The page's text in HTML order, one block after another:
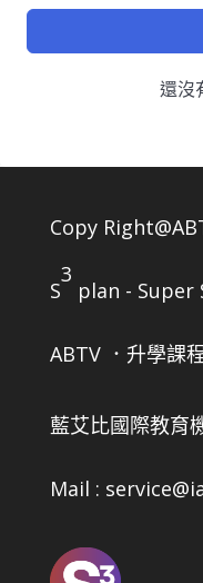
還沒
Copy
S
3
plan - Super
ABTV ．升學課
藍艾比國際教育
Mail :